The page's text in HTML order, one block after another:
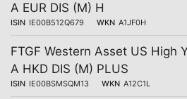
A EUR DIS (M) H
ISIN IE00B512Q679 WKN A1JF0H
FTGF Western Asset US High
A HKD DIS (M) PLUS
ISIN IE00BSMSQM13 WKN A12C1L